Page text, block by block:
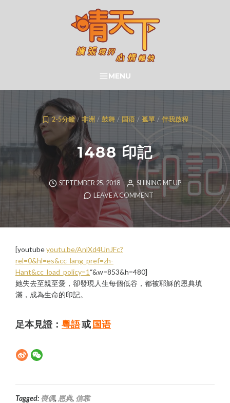
晴天下 SHININGMEUP
SEARCH
MENU
2-5分鐘 / 非洲 / 鼓舞 / 国语 / 孤單 / 伴我啟程
1488 印記
SEPTEMBER 25, 2018
SHINING ME UP
LEAVE A COMMENT
[youtubeyoutu.be/AnlXd4UnJFc?
rel=0&hl=es&cc_lang_pref=zh-
Hant&cc_load_policy=1 “&w=853&h=480]
她失去至親至愛，卻發現人生每個低谷，都被耶穌的恩典填
滿，成為生命的印記。
足本見證： 粵語或国语
Tagged: 喪偶, 恩典, 信靠